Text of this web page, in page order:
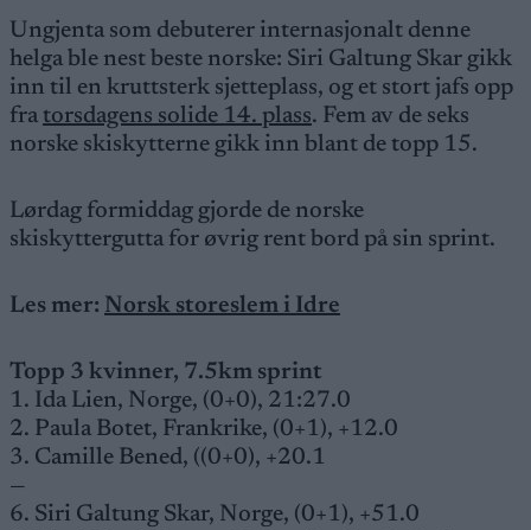
Ungjenta som debuterer internasjonalt denne
helga ble nest beste norske: Siri Galtung Skar gikk
inn til en kruttsterk sjetteplass, og et stort jafs opp
fra torsdagens solide 14. plass. Fem av de seks
norske skiskytterne gikk inn blant de topp 15.
Lørdag formiddag gjorde de norske
skiskyttergutta for øvrig rent bord på sin sprint.
Les mer: Norsk storeslem i Idre
Topp 3 kvinner, 7.5km sprint
1. Ida Lien, Norge, (0+0), 21:27.0
2. Paula Botet, Frankrike, (0+1), +12.0
3. Camille Bened, ((0+0), +20.1
—
6. Siri Galtung Skar, Norge, (0+1), +51.0